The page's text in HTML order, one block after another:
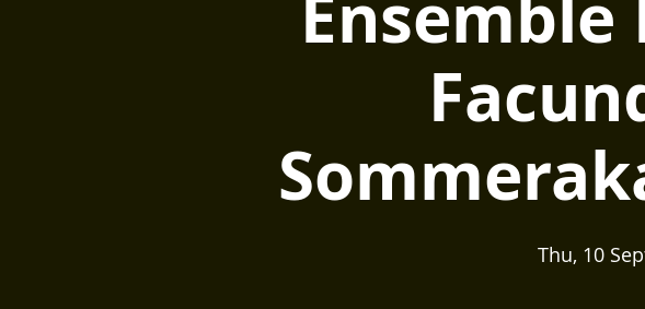
Thu, 10